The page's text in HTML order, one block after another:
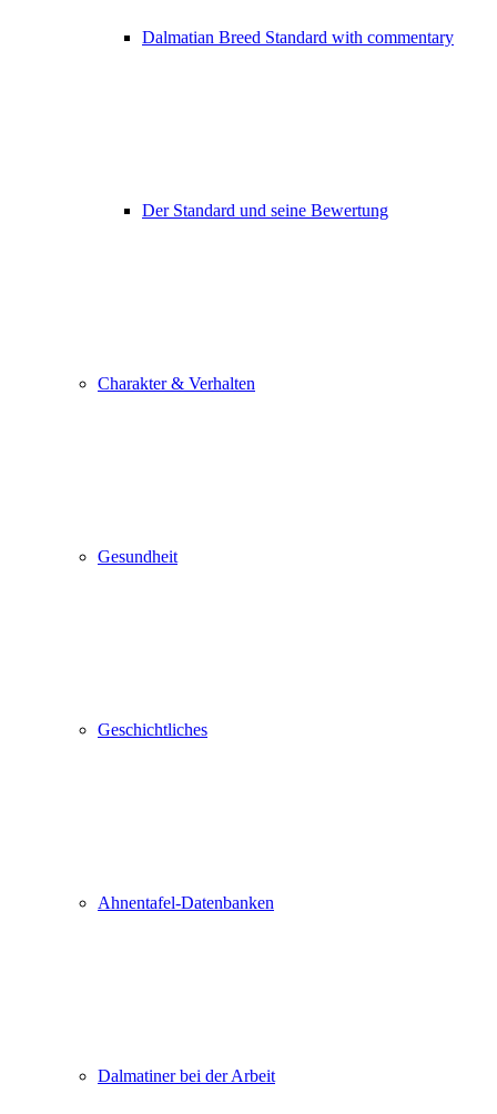
Dalmatian Breed Standard with commentary
Der Standard und seine Bewertung
Charakter & Verhalten
Gesundheit
Geschichtliches
Ahnentafel-Datenbanken
Dalmatiner bei der Arbeit